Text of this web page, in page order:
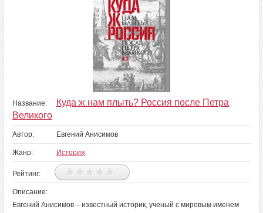
Название:
Куда ж нам плыть? Россия после Петра
Великого
Автор: Евгений Анисимов
Жанр: История
Рейтинг:
Описание:
Евгений Анисимов – известный историк, ученый с мировым именем